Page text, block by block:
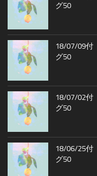
グ50
18/07/09付
グ50
18/07/02付
グ50
18/06/25付
グ50